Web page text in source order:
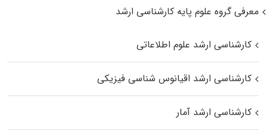
معرفی گروه علوم پایه کارشناسی ارشد
کارشناسی ارشد علوم اطلاعاتی
کارشناسی ارشد اقیانوس‌ شناسی فیزیکی
کارشناسی ارشد آمار